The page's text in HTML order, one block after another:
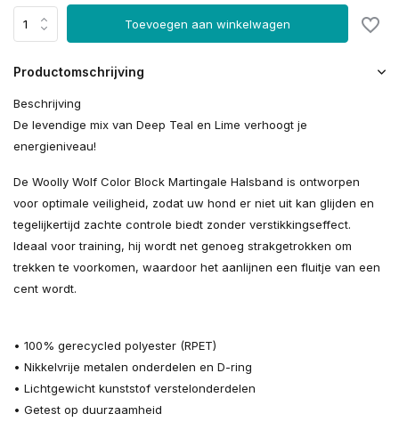
Toevoegen aan winkelwagen
Productomschrijving
Beschrijving
De levendige mix van Deep Teal en Lime verhoogt je
energieniveau!
De Woolly Wolf Color Block Martingale Halsband is ontworpen
voor optimale veiligheid, zodat uw hond er niet uit kan glijden en
tegelijkertijd zachte controle biedt zonder verstikkingseffect.
Ideaal voor training, hij wordt net genoeg strakgetrokken om
trekken te voorkomen, waardoor het aanlijnen een fluitje van een
cent wordt.
• 100% gerecycled polyester (RPET)
• Nikkelvrije metalen onderdelen en D-ring
• Lichtgewicht kunststof verstelonderdelen
• Getest op duurzaamheid